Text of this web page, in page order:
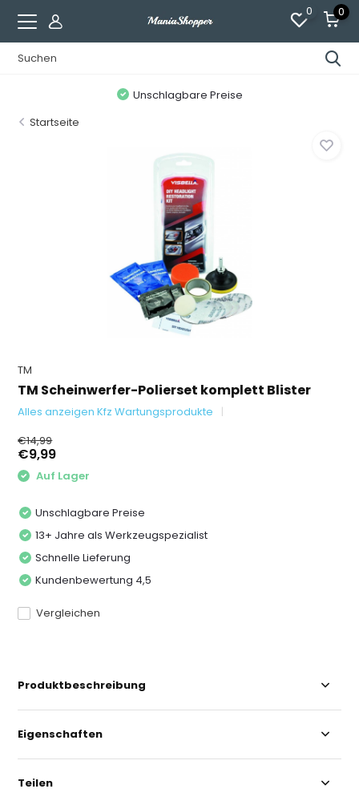
0 0
Unschlagbare Preise
Startseite
TM
TM Scheinwerfer-Polierset komplett Blister
Alles anzeigen Kfz Wartungsprodukte
€14,99
€9,99
Auf Lager
Unschlagbare Preise
13+ Jahre als Werkzeugspezialist
Schnelle Lieferung
Kundenbewertung 4,5
Vergleichen
Produktbeschreibung
Eigenschaften
Teilen